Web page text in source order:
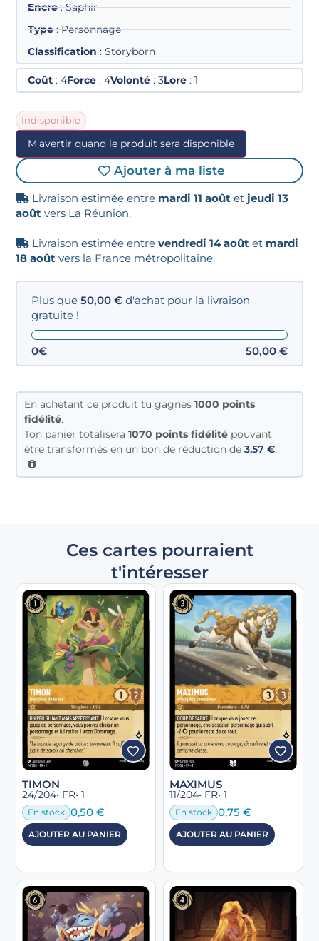
Encre: Saphir
Type: Personnage
Classification : Storyborn
Coût : 4Force : 4Volonté : 3Lore : 1
Indisponible
M'avertir quand le produit sera disponible
Ajouter à ma liste
Livraison estimée entre mardi 11 août et jeudi 13
août vers La Réunion.
Livraison estimée entrevendredi 14 août et mardi
18 août vers la France métropolitaine.
Plus que50,00€ d'achat pour la livraison
gratuite !
0€ 50,00 €
En achetant ce produit tu gagnes1000 points
fidélité.
Ton panier totalisera1070 points fidélité pouvant
être transformés en un bon de réduction de3,57€.
Ces cartes pourraient
t'intéresser
TIMON
24/204• FR• 1
En stock 0,50€
AJOUTER AU PANIER
MAXIMUS
11/204• FR• 1
En stock 0,75 €
AJOUTER AU PANIER